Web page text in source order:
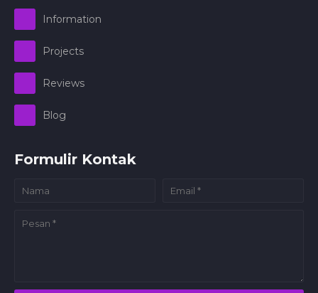
Information
Projects
Reviews
Blog
Formulir Kontak